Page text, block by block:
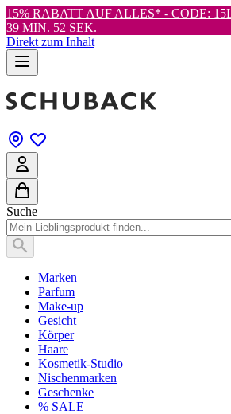
15% RABATT AUF ALLES* - CODE:
39 MIN. 51 SEK.
Direkt zum Inhalt
Suche
Marken
Parfum
Make-up
Gesicht
Körper
Haare
Kosmetik-Studio
Nischenmarken
Geschenke
% SALE